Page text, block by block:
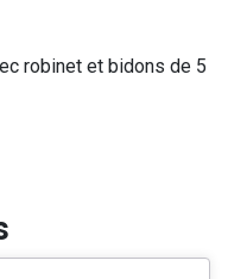
robinet et bidons de 5